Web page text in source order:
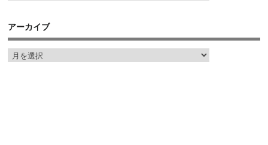
アーカイブ